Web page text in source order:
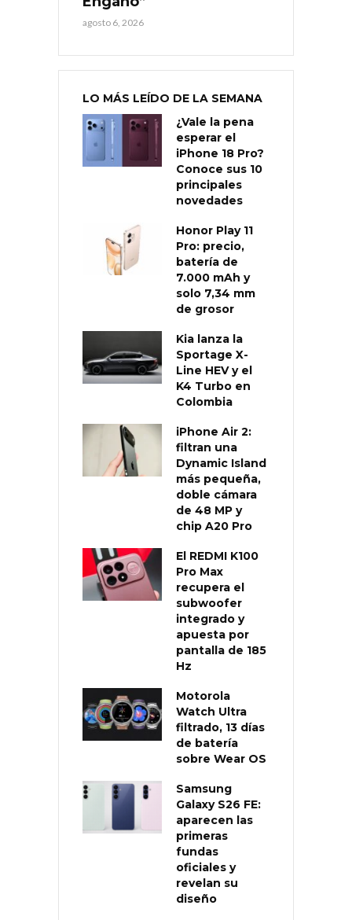
agosto 6, 2026
LO MÁS LEÍDO DE LA SEMANA
¿Vale la pena
esperar el
iPhone 18 Pro?
Conoce sus 10
principales
novedades
Honor Play 11
Pro: precio,
batería de
7.000 mAh y
solo 7,34 mm
de grosor
Kia lanza la
Sportage X-
Line HEV y el
K4 Turbo en
Colombia
iPhone Air 2:
filtran una
Dynamic Island
más pequeña,
doble cámara
de 48 MP y
chip A20 Pro
El REDMI K100
Pro Max
recupera el
subwoofer
integrado y
apuesta por
pantalla de 185
Hz
Motorola
Watch Ultra
filtrado, 13 días
de batería
sobre Wear OS
Samsung
Galaxy S26 FE:
aparecen las
primeras
fundas
oficiales y
revelan su
diseño